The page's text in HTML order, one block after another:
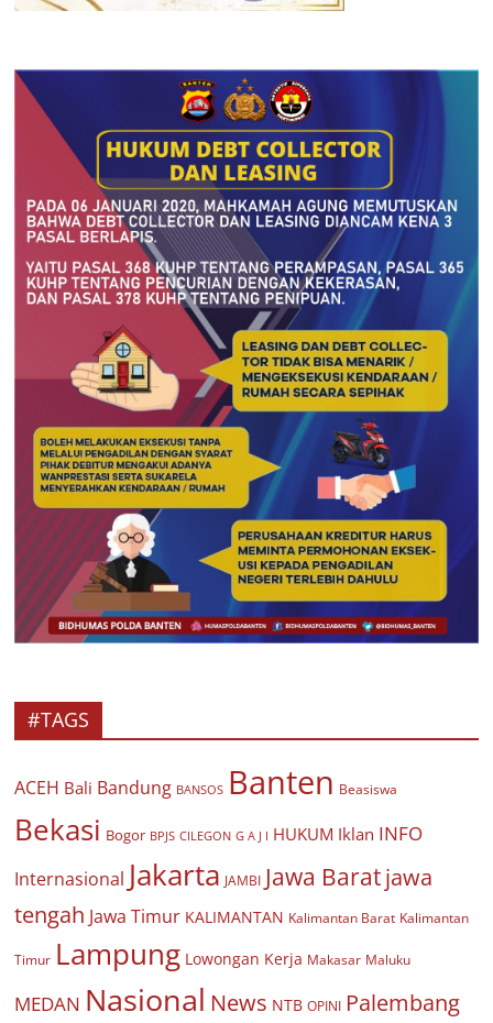
#TAGS
ACEH Bali Bandung BANSOS Banten Beasiswa
Bekasi Bogor BPJS CILEGON G A J I HUKUM Iklan INFO
Internasional Jakarta JAMBI Jawa Baratjawa
tengah Jawa Timur KALIMANTAN Kalimantan Barat Kalimantan
Timur Lampung Lowongan Kerja Makasar Maluku
MEDAN Nasional News NTB OPINI Palembang